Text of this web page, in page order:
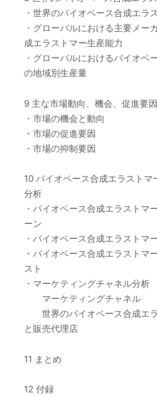
・世界のバイオベース合成エラ
・グローバルにおける主要メー
成エラストマー生産能力
・グローバルにおけるバイオベ
の地域別生産量
9 主な市場動向、機会、促進要
・市場の機会と動向
・市場の促進要因
・市場の抑制要因
10 バイオベース合成エラストマ
分析
・バイオベース合成エラストマ
ーン
・バイオベース合成エラストマ
・バイオベース合成エラストマ
スト
・マーケティングチャネル分析
マーケティングチャネル
世界のバイオベース合成エ
と販売代理店
11 まとめ
12 付録